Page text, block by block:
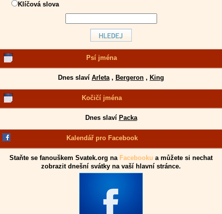
Klíčová slova
Psí jména
Dnes slaví Arleta, Bergeron , King
Kočičí jména
Dnes slaví Packa
Kalendář pro Facebook
Staňte se fanouškem Svatek.org na Facebooku a můžete si nechat
zobrazit dnešní svátky na vaší hlavní stránce.